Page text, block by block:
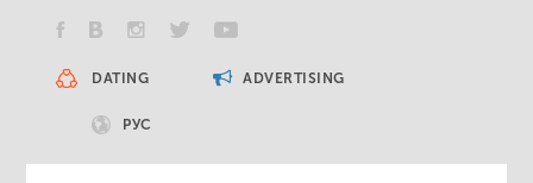
DATING ADVERTISING
РУС